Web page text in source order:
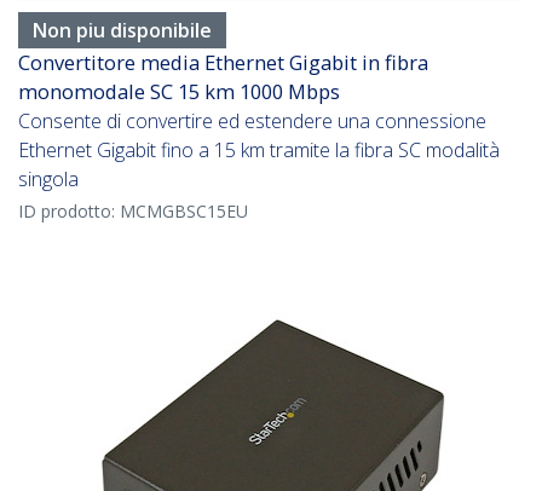
Non piu disponibile
Convertitore media Ethernet Gigabit in fibra
monomodale SC 15 km 1000 Mbps
Consente di convertire ed estendere una connessione
Ethernet Gigabit fino a 15 km tramite la fibra SC modalità
singola
ID prodotto: MCMGBSC15EU